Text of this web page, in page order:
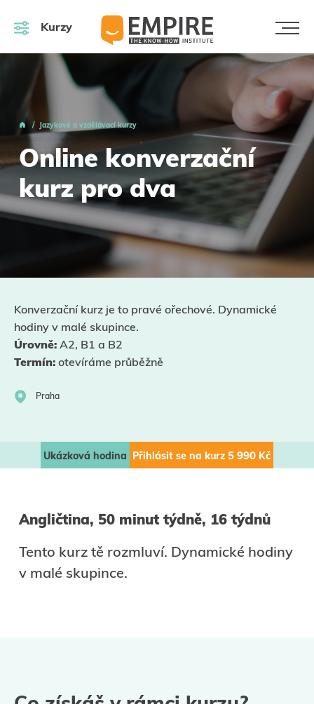
Kurzy
Jazykové a vzdělávací kurzy
Online konverzační
kurz pro dva
Konverzační kurz je to pravé ořechové. Dynamické
hodiny v malé skupince.
Úrovně: A2, B1 a B2
Termín: otevíráme průběžně
Praha
Ukázková hodina Přihlásit se na kurz 5 990 Kč
Angličtina, 50 minut týdně, 16 týdnů
Tento kurz tě rozmluví. Dynamické hodiny
v malé skupince.